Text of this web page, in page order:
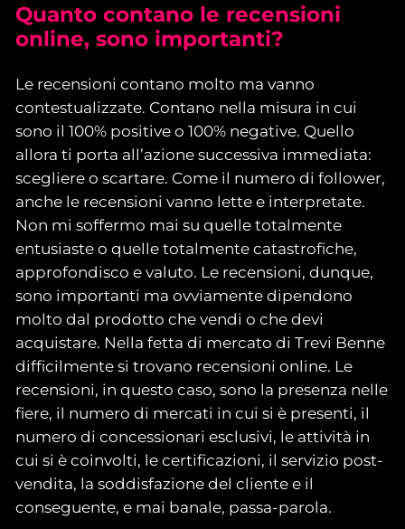
Quanto contano le recensioni
online, sono importanti?
Le recensioni contano molto ma vanno
contestualizzate. Contano nella misura in cui
sono il 100% positive o 100% negative. Quello
allora ti porta all’azione successiva immediata:
scegliere o scartare. Come il numero di follower,
anche le recensioni vanno lette e interpretate.
Non mi soffermo mai su quelle totalmente
entusiaste o quelle totalmente catastrofiche,
approfondisco e valuto. Le recensioni, dunque,
sono importanti ma ovviamente dipendono
molto dal prodotto che vendi o che devi
acquistare. Nella fetta di mercato di Trevi Benne
difficilmente si trovano recensioni online. Le
recensioni, in questo caso, sono la presenza nelle
fiere, il numero di mercati in cui si è presenti, il
numero di concessionari esclusivi, le attività in
cui si è coinvolti, le certificazioni, il servizio post-
vendita, la soddisfazione del cliente e il
conseguente, e mai banale, passa-parola.